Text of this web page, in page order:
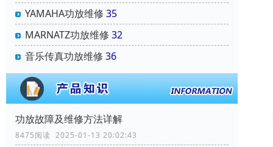
YAMAHA功放维修 35
MARNATZ功放维修 32
音乐传真功放维修 36
功放故障及维修方法详解
8475阅读 2025-01-13 20:02:43